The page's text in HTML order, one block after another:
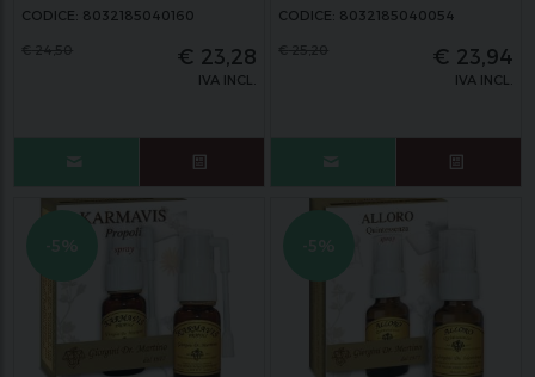
CODICE: 8032185040160
€ 23,28
IVA INCL.
CODICE: 8032185040054
€ 23,94
IVA INCL.